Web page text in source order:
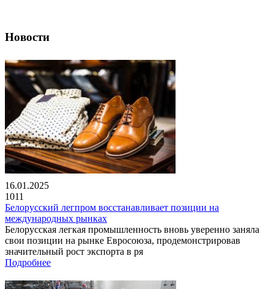
Новости
16.01.2025
1011
Белорусский легпром восстанавливает позиции на
международных рынках
Белорусская легкая промышленность вновь уверенно заняла
свои позиции на рынке Евросоюза, продемонстрировав
значительный рост экспорта в ря
Подробнее